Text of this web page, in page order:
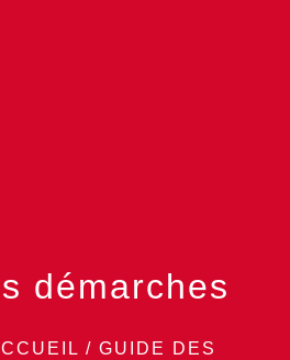
démarches
/ GUIDE DES